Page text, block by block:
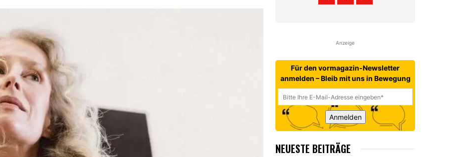
Anzeige
Für den vormagazin-Newsletter
anmelden – Bleib mit uns in Bewegung
Anmelden
NEUESTE BEITRÄGE